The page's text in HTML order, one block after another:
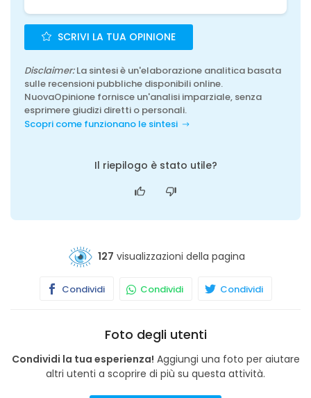
SCRIVI LA TUA OPINIONE
Disclaimer:La sintesi è un'elaborazione analitica basata
sulle recensioni pubbliche disponibili online.
NuovaOpinione fornisce un'analisi imparziale, senza
esprimere giudizi diretti o personali.
Scopri come funzionano le sintesi
Il riepilogo è stato utile?
127 visualizzazioni della pagina
Condividi Condividi Condividi
Foto degli utenti
Condividi la tua esperienza! Aggiungi una foto per aiutare
altri utenti a scoprire di più su questa attività.